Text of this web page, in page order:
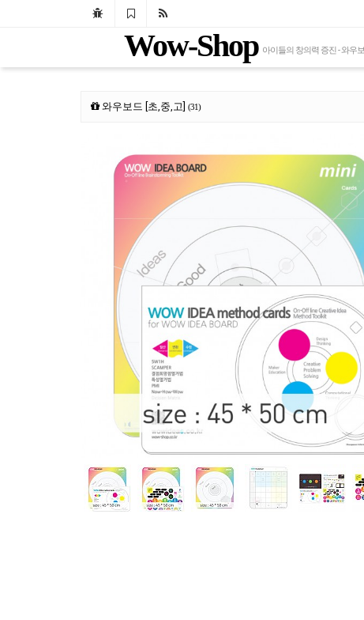
Wow-Shop 아이들의 창의력 증진 - 와우
와우보드 [초,중,고] (31)